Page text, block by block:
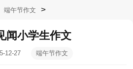
端午节作文 >
闻小学生作文
12-27
端午节作文